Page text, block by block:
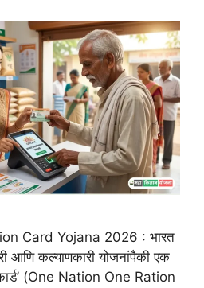
Card Yojana 2026 : भारत
आणि कल्याणकारी योजनांपैकी एक
(One Nation One Ration